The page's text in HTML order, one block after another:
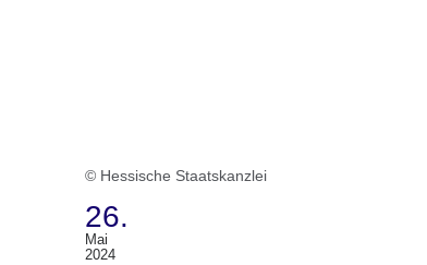
© Hessische Staatskanzlei
26.
Mai
2024
(Termin: